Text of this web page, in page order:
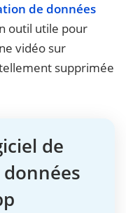
de données
outil utile pour
vidéo sur
supprimée
de